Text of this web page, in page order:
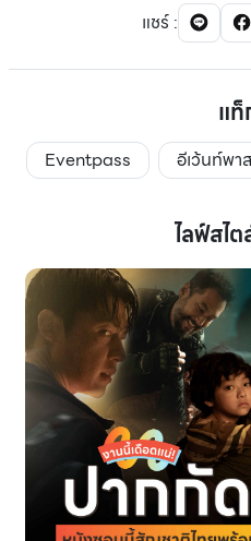
แชร์:
แ
Eventpass อีเว้นท์พาส
ไลฟ์สไ